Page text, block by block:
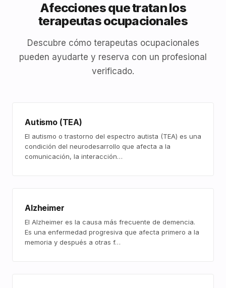
Afecciones que tratan los
terapeutas ocupacionales
Descubre cómo terapeutas ocupacionales
pueden ayudarte y reserva con un profesional
verificado.
Autismo (TEA)
El autismo o trastorno del espectro autista (TEA) es una
condición del neurodesarrollo que afecta a la
comunicación, la interacción…
Alzheimer
El Alzheimer es la causa más frecuente de demencia.
Es una enfermedad progresiva que afecta primero a la
memoria y después a otras f…